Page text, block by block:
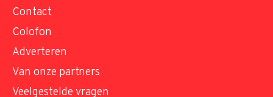
Contact
Colofon
Adverteren
Van onze partners
Veelgestelde vragen